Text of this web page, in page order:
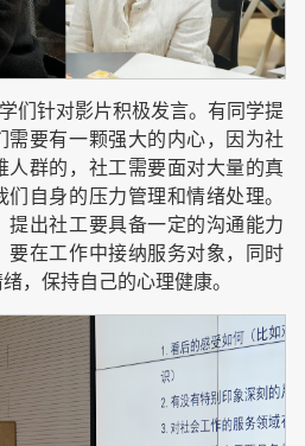
们针对影片积极发言。有同学提
需要有一颗强大的内心，因为社
人群的，社工需要面对大量的真
自身的压力管理和情绪处理。
提出社工要具备一定的沟通能力
要在工作中接纳服务对象，同时
，保持自己的心理健康。